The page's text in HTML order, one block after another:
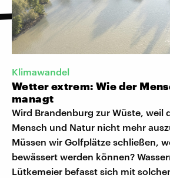
Klimawandel
Wetter extrem: Wie der
managt
Wird Brandenburg zur Wüste, weil
Mensch und Natur nicht mehr
Müssen wir Golfplätze schließen,
bewässert werden können?
Lütkemeier befasst sich mit